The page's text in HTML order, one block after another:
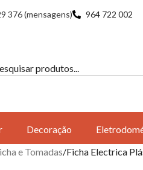
376 (mensagens) 964 722 002
Decoração
e Tomadas Ficha Electrica